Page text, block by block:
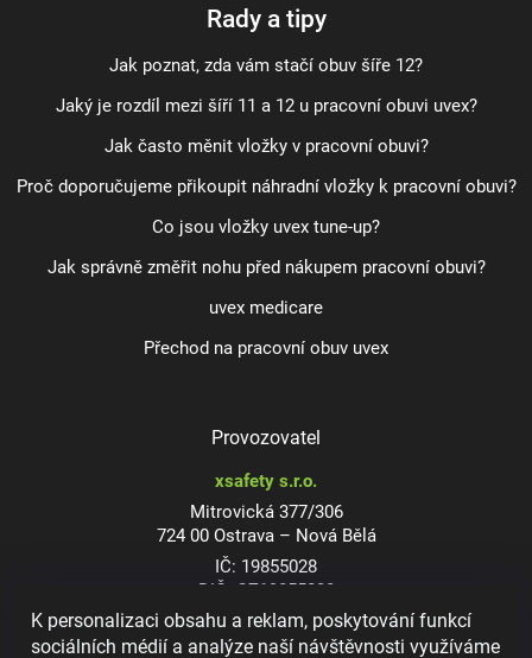
K personalizaci obsahu a reklam, poskytování funkcí
sociálních médií a analýze naší návštěvnosti využíváme
Rady a tipy
Jak poznat, zda vám stačí obuv šíře 12?
Jaký je rozdíl mezi šíří 11 a 12 u pracovní obuvi uvex?
Jak často měnit vložky v pracovní obuvi?
Proč doporučujeme přikoupit náhradní vložky k pracovní obuvi?
Co jsou vložky uvex tune-up?
Jak správně změřit nohu před nákupem pracovní obuvi?
uvex medicare
Přechod na pracovní obuv uvex
Provozovatel
xsafety s.r.o.
Mitrovická 377/306
724 00 Ostrava – Nová Bělá
IČ: 19855028
DIČ: CZ19855028